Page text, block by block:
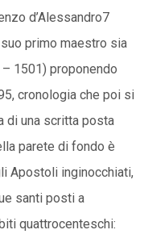
d’Alessandro7
primo maestro sia
1501) proponendo
cronologia che poi si
di una scritta posta
parete di fondo è
Apostoli inginocchiati,
santi posti a
quattrocenteschi: